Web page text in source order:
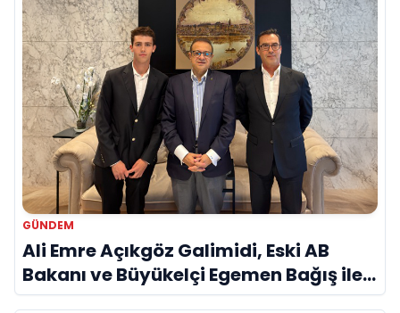
GÜNDEM
Ali Emre Açıkgöz Galimidi, Eski AB
Bakanı ve Büyükelçi Egemen Bağış ile
Bir Araya Geldi